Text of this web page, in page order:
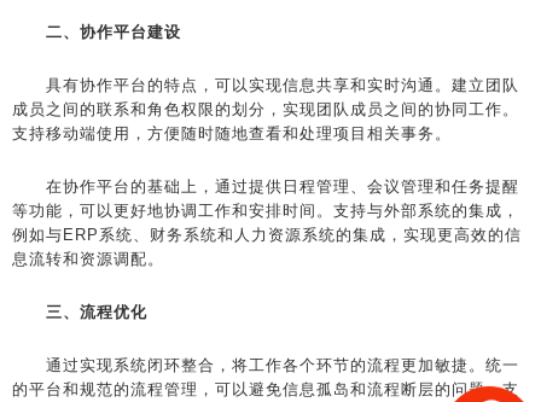
二、协作平台建设
具有协作平台的特点，可以实现信息共享和实时沟通。建立团队
成员之间的联系和角色权限的划分，实现团队成员之间的协同工作。
支持移动端使用，方便随时随地查看和处理项目相关事务。
在协作平台的基础上，通过提供日程管理、会议管理和任务提醒
等功能，可以更好地协调工作和安排时间。支持与外部系统的集成，
例如与ERP系统、财务系统和人力资源系统的集成，实现更高效的信
息流转和资源调配。
三、流程优化
通过实现系统闭环整合，将工作各个环节的流程更加敏捷。统一
的平台和规范的流程管理，可以避免信息孤岛和流程断层的问题。支